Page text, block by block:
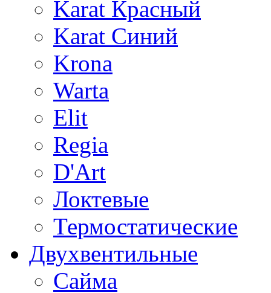
Karat Красный
Karat Синий
Krona
Warta
Elit
Regia
D'Art
Локтевые
Термостатические
Двухвентильные
Сайма